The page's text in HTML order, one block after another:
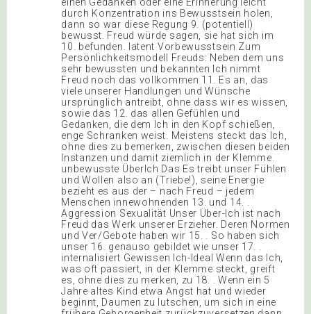
durch Konzentration ins Bewusstsein holen,
dann so war diese Regung 9. (potentiell)
bewusst. Freud würde sagen, sie hat sich im
10. befunden. latent Vorbewusstsein Zum
Persönlichkeitsmodell Freuds: Neben dem uns
sehr bewussten und bekannten Ich nimmt
Freud noch das vollkommen 11. Es an, das
viele unserer Handlungen und Wünsche
ursprünglich antreibt, ohne dass wir es wissen,
sowie das 12. das allen Gefühlen und
Gedanken, die dem Ich in den Kopf schießen,
enge Schranken weist. Meistens steckt das Ich,
ohne dies zu bemerken, zwischen diesen beiden
Instanzen und damit ziemlich in der Klemme.
unbewusste ÜberIch Das Es treibt unser Fühlen
und Wollen also an (Triebe!), seine Energie
bezieht es aus der – nach Freud – jedem
Menschen innewohnenden 13. und 14. .
Aggression Sexualität Unser Über-Ich ist nach
Freud das Werk unserer Erzieher. Deren Normen
und Ver/Gebote haben wir 15. . So haben sich
unser 16. genauso gebildet wie unser 17. .
internalisiert Gewissen Ich-Ideal Wenn das Ich,
was oft passiert, in der Klemme steckt, greift
es, ohne dies zu merken, zu 18. . Wenn ein 5
Jahre altes Kind etwa Angst hat und wieder
beginnt, Daumen zu lutschen, um sich in eine